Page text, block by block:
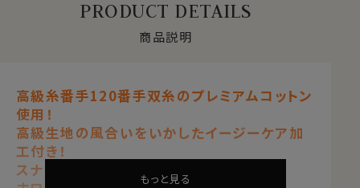
PRODUCT DETAILS
商品説明
高級糸番手120番手双糸のプレミアムコットン
使用！
高級生地の風合いをいかしたイージーケア加
工付き！
スナップダウン
もっと見る